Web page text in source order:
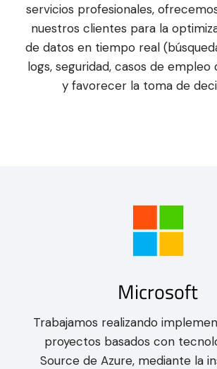
servicios profesionales,
nuestros clientes para la
de datos en tiempo real
logs, seguridad, casos de empleo
y favorecer la toma de
Microsoft
Trabajamos realizando
proyectos basados con
Source de Azure, mediante la